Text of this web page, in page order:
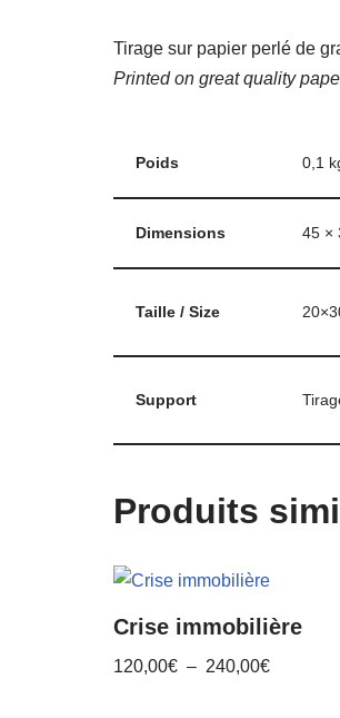
Tirage sur papier perlé de
Printed on great quality
Poids 0,1
Dimensions 45 ×
Taille / Size
Support
Produits
Crise immobilière
120,00€ – 240,00€